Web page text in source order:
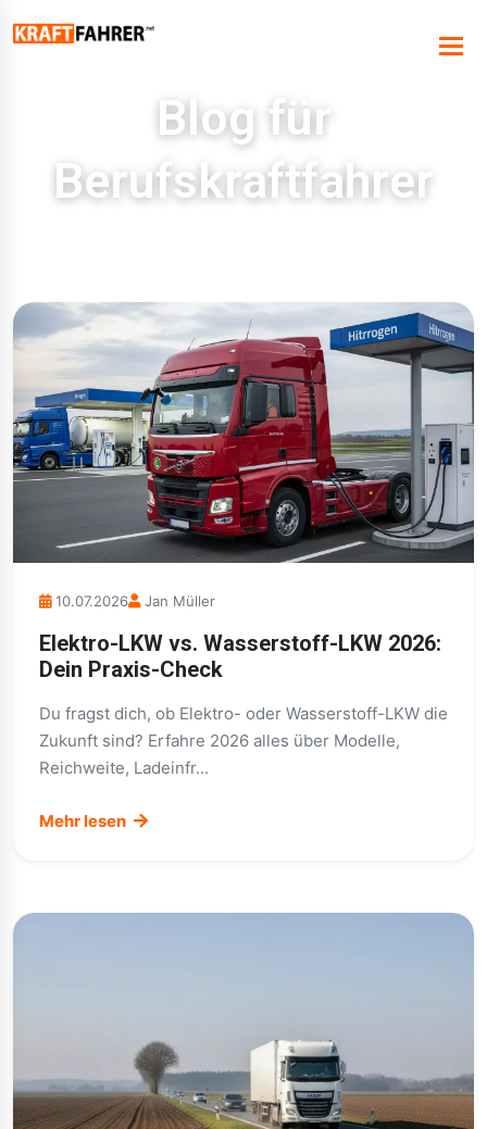
Blog für
Berufskraftfahrer
10.07.2026 Jan Müller
Elektro-LKW vs. Wasserstoff-LKW 2026:
Dein Praxis-Check
Du fragst dich, ob Elektro- oder Wasserstoff-LKW die
Zukunft sind? Erfahre 2026 alles über Modelle,
Reichweite, Ladeinfr...
Mehr lesen